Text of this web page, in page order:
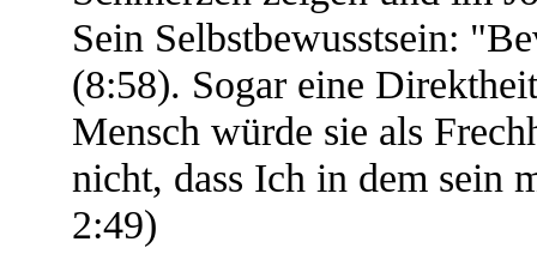
Sein Selbstbewusstsein:
(8:58). Sogar eine
Mensch würde sie als
nicht, dass Ich in dem sein
2:49)